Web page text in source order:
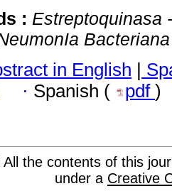
: Estreptoquinasa
in English |
· Spanish ( pdf )
All the contents of this
under a Creative